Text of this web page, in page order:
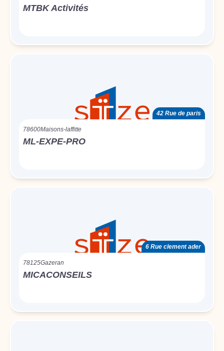
MTBK Activités
42 Rue de paris
78600Maisons-laffitte
ML-EXPE-PRO
6 Rue clement ader
78125Gazeran
MICACONSEILS